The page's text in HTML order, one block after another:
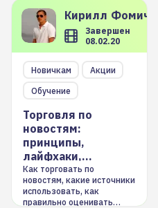
Кирилл
Завершен
08.02.20
Новичкам
Акции
Обучение
Торговля по
новостям:
принципы,
лайфхаки,
инструменты
Как торговать по
новостям, какие источники
использовать, как
правильно оценивать